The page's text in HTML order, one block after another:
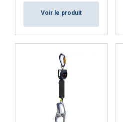
Voir le produit
Fonctionnalité
AFFICHER LES DÉTAILS